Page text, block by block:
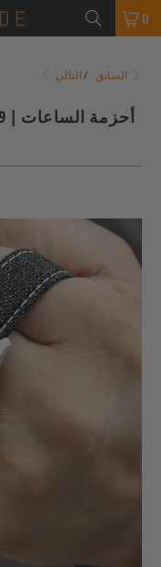
0
السابق /